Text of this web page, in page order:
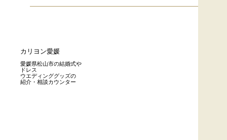
カリヨン愛媛
愛媛県松山市の結婚式や
ドレス
ウエディンググッズの
紹介・相談カウンター